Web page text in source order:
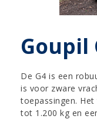
Goupil
De G4 is een
is voor zware
toepassingen.
tot 1.200 kg en